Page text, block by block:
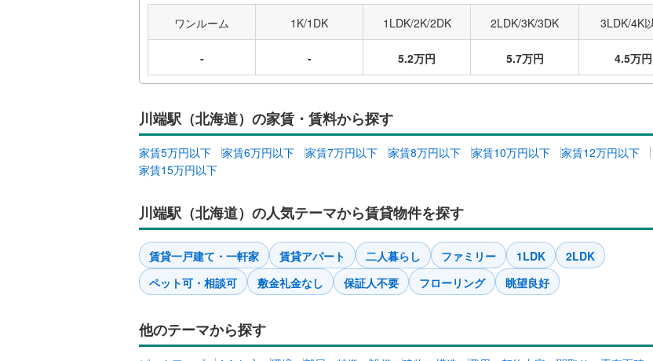
ワンルーム 1K/1DK 1LDK/2K/2DK 2LDK/3K/3DK 3LDK/4K
- - 5.2万円 5.7万円 4.5万円
川端駅（北海道）の家賃・賃料から探す
家賃5万円以下 家賃6万円以下 家賃7万円以下 家賃8万円以下 家賃10万円以下
家賃12万円以下
家賃15万円以下
川端駅（北海道）の人気テーマから賃貸物件を探す
賃貸一戸建て・一軒家 賃貸アパート 二人暮らし ファミリー 1LDK
2LDK
ペット可・相談可
敷金礼金なし 保証人不要 フローリング 眺望良好
他のテーマから探す